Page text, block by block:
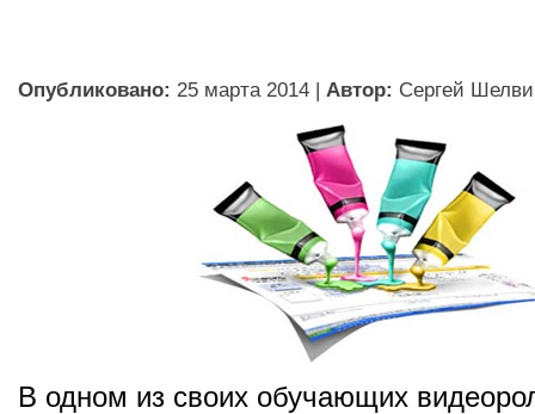
Опубликовано: 25 марта 2014 | Автор: Сергей
В одном из своих обучающих